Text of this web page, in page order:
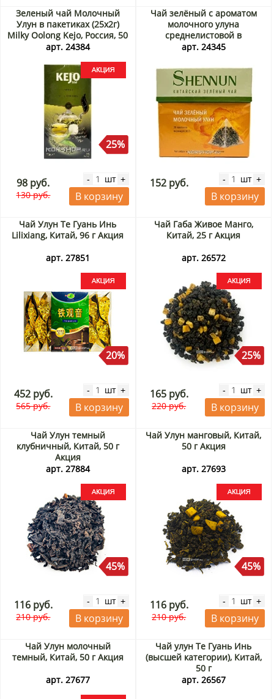
Зеленый чай Молочный
Улун в пакетиках (25х2г)
Milky Oolong Kejo, Россия, 50
г Акция
арт. 24384
25%
98 руб.
130 руб.
- шт +
В корзину
Чай зелёный с ароматом
молочного улуна
среднелистовой в
пирамидках Shennun,
арт. 24345
152 руб. - шт +
В корзину
Чай Улун Те Гуань Инь
Lilixiang, Китай, 96 г Акция
арт. 27851
20%
452 руб.
565 руб.
- шт +
В корзину
Чай Габа Живое Манго,
Китай, 25 г Акция
арт. 26572
25%
165 руб.
220 руб.
- шт +
В корзину
Чай Улун темный
клубничный, Китай, 50 г
Акция
арт. 27884
45%
116 руб.
210 руб.
- шт +
В корзину
Чай Улун манговый, Китай,
50 г Акция
арт. 27693
45%
116 руб.
210 руб.
- шт +
В корзину
Чай Улун молочный
темный, Китай, 50 г Акция
арт. 27677
Чай улун Те Гуань Инь
(высшей категории), Китай,
50 г
арт. 26567